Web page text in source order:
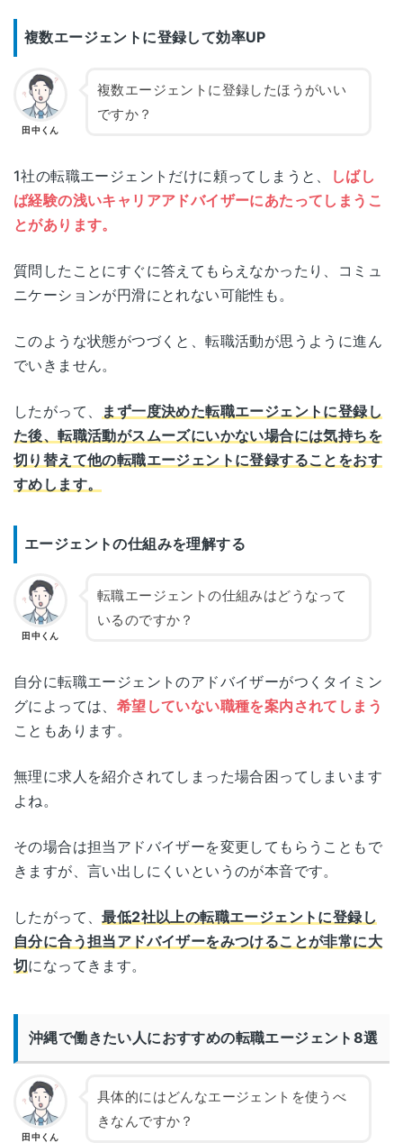
複数エージェントに登録して効率UP
田中くん
複数エージェントに登録したほうがいい
ですか？
1社の転職エージェントだけに頼ってしまうと、
しばし
ば経験の浅いキャリアアドバイザーにあたってしまうこ
とがあります。
質問したことにすぐに答えてもらえなかったり、コミュ
ニケーションが円滑にとれない可能性も。
このような状態がつづくと、転職活動が思うように進ん
でいきません。
したがって、
まず一度決めた転職エージェントに登録し
た後、転職活動がスムーズにいかない場合には気持ちを
切り替えて他の転職エージェントに登録することをおす
すめします。
エージェントの仕組みを理解する
田中くん
転職エージェントの仕組みはどうなって
いるのですか？
自分に転職エージェントのアドバイザーがつくタイミン
グによっては、 希望していない職種を案内されてしまう
こともあります。
無理に求人を紹介されてしまった場合困ってしまいます
よね。
その場合は担当アドバイザーを変更してもらうこともで
きますが、言い出しにくいというのが本音です。
したがって、最低2社以上の転職エージェントに登録し
自分に合う担当アドバイザーをみつけることが非常に大
切になってきます。
沖縄で働きたい人におすすめの転職エージェント8選
田中くん
具体的にはどんなエージェントを使うべ
きなんですか？